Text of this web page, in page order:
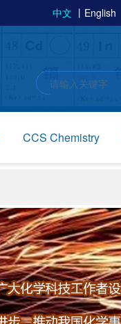
中文 丨 English
CCS Chemistry